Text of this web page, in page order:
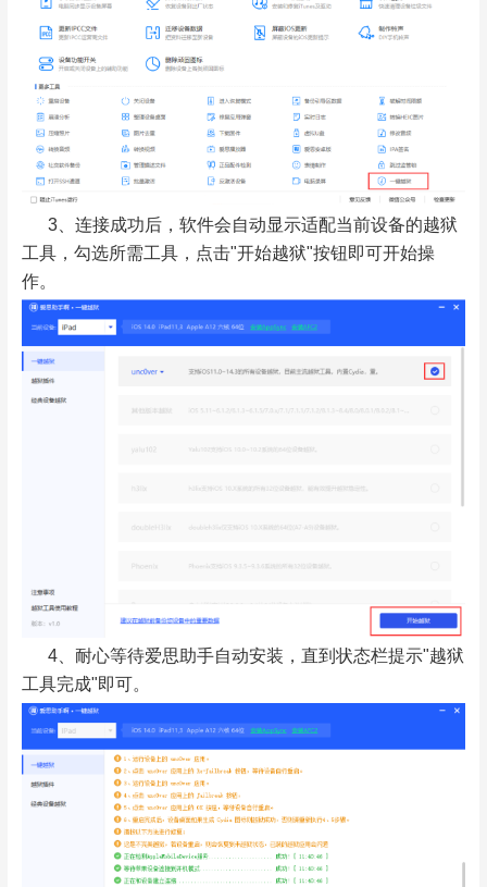
3、连接成功后，软件会自动显示适配当前设备的越狱
工具，勾选所需工具，点击"开始越狱"按钮即可开始操
作。
4、耐心等待爱思助手自动安装，直到状态栏提示"越狱
工具完成"即可。